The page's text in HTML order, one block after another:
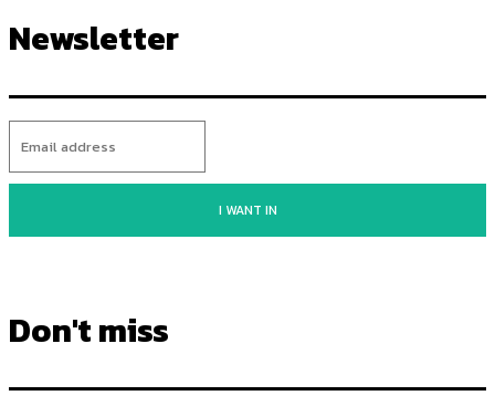
Newsletter
I WANT IN
Don't miss